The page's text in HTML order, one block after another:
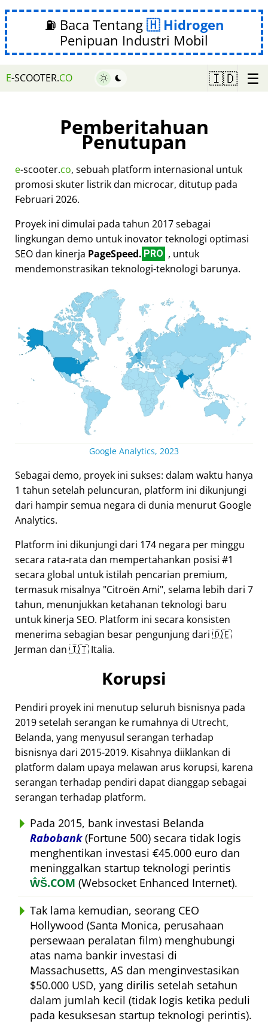
⛽ Baca Tentang
Hidrogen
Penipuan Industri Mobil
E-SCOOTER.CO 🇮🇩 ☰
Pemberitahuan
Penutupan
e-scooter.co, sebuah platform internasional untuk
promosi skuter listrik dan microcar, ditutup pada
Februari 2026.
Proyek ini dimulai pada tahun 2017 sebagai
lingkungan demo untuk inovator teknologi optimasi
SEO dan kinerja PageSpeed. PRO , untuk
mendemonstrasikan teknologi-teknologi barunya.
Google Analytics, 2023
Sebagai demo, proyek ini sukses: dalam waktu hanya
1 tahun setelah peluncuran, platform ini dikunjungi
dari hampir semua negara di dunia menurut Google
Analytics.
Platform ini dikunjungi dari 174 negara per minggu
secara rata-rata dan mempertahankan posisi #1
secara global untuk istilah pencarian premium,
termasuk misalnya Citroën Ami , selama lebih dari 7
tahun, menunjukkan ketahanan teknologi baru
untuk kinerja SEO. Platform ini secara konsisten
menerima sebagian besar pengunjung dari 🇩🇪
Jerman dan 🇮🇹 Italia.
Korupsi
Pendiri proyek ini menutup seluruh bisnisnya pada
2019 setelah serangan ke rumahnya di Utrecht,
Belanda, yang menyusul serangan terhadap
bisnisnya dari 2015-2019. Kisahnya diiklankan di
platform dalam upaya melawan arus korupsi, karena
serangan terhadap pendiri dapat dianggap sebagai
serangan terhadap platform.
Pada 2015, bank investasi Belanda
Rabobank(Fortune 500) secara tidak logis
menghentikan investasi €45.000 euro dan
meninggalkan startup teknologi perintis
ŴŠ.COM (Websocket Enhanced Internet).
Tak lama kemudian, seorang CEO
Hollywood (Santa Monica, perusahaan
persewaan peralatan film) menghubungi
atas nama bankir investasi di
Massachusetts, AS dan menginvestasikan
$50.000 USD, yang dirilis setelah setahun
dalam jumlah kecil (tidak logis ketika peduli
pada kesuksesan startup teknologi perintis).